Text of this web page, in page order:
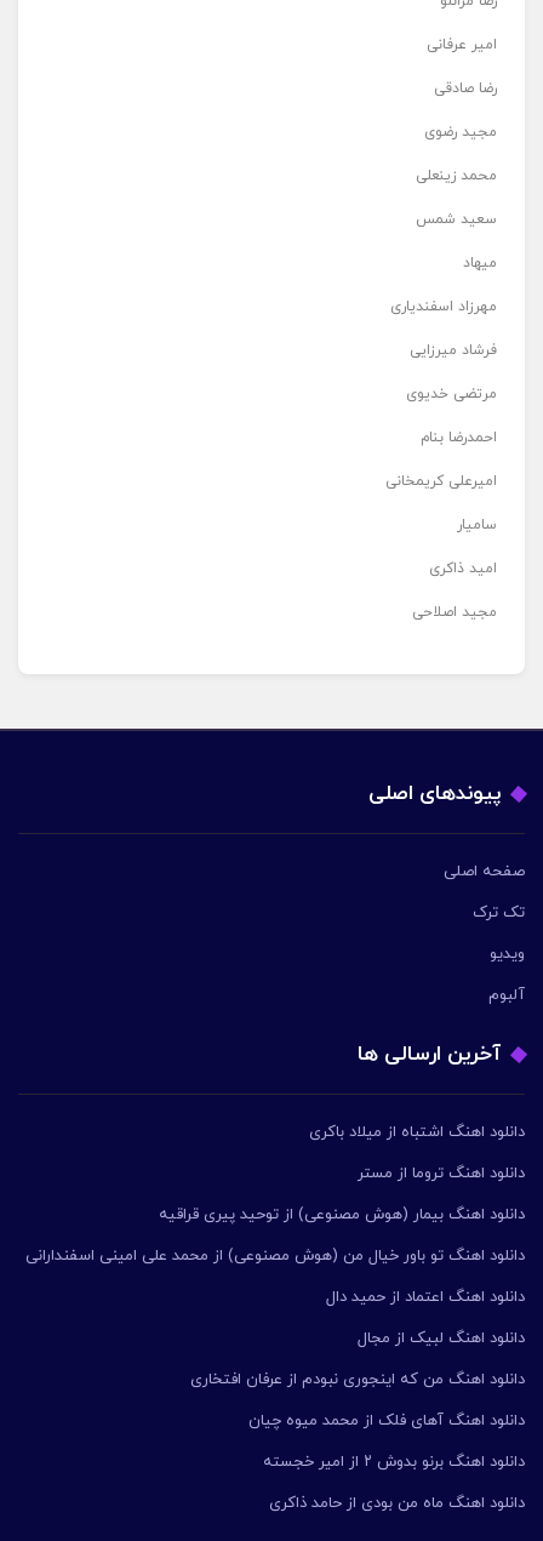
امیر عرفانی
رضا صادقی
مجید رضوی
محمد زینعلی
سعید شمس
میهاد
مهرزاد اسفندیاری
فرشاد میرزایی
مرتضی خدیوی
احمدرضا بنام
امیرعلی کریمخانی
سامیار
امید ذاکری
مجید اصلاحی
پیوندهای اصلی
صفحه اصلی
تک ترک
ویدیو
آلبوم
آخرین ارسالی ها
دانلود اهنگ اشتباه از میلاد باکری
دانلود اهنگ تروما از مستر
دانلود اهنگ بیمار (هوش مصنوعی) از توحید پیری قراقیه
دانلود اهنگ تو باور خیال من (هوش مصنوعی) از محمد علی امینی اسفندارانی
دانلود اهنگ اعتماد از حمید دال
دانلود اهنگ لبیک از مجال
دانلود اهنگ من که اینجوری نبودم از عرفان افتخاری
دانلود اهنگ آهای فلک از محمد میوه چیان
دانلود اهنگ برنو بدوش ۲ از امیر خجسته
دانلود اهنگ ماه من بودی از حامد ذاکری